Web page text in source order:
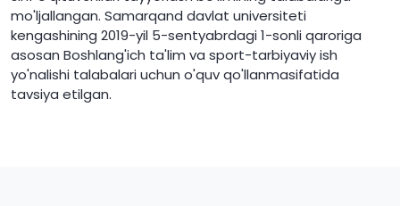
mo'ljallangan. Samarqand davlat universiteti
kengashining 2019-yil 5-sentyabrdagi 1-sonli qaroriga
asosan Boshlang'ich ta'lim va sport-tarbiyaviy ish
yo'nalishi talabalari uchun o'quv qo'llanmasifatida
tavsiya etilgan.